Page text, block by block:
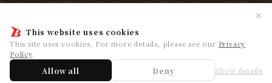
This website uses cookies
This site uses cookies. For more details, please see our Privacy
Policy.
Allow all Deny Show details
✕
プレイヤーリスペクト宣言
© Cygames, Inc. ©Bushiroad